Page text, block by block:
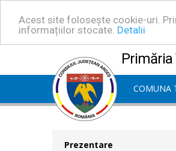
Acest site folosește cookie-uri.
informațiilor stocate. Detalii
Primăria
COMUNA
Prezentare